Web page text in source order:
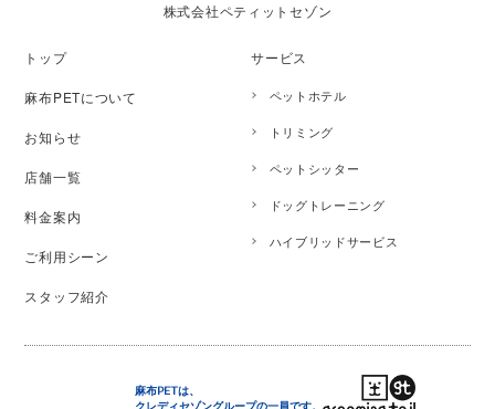
株式会社ペティットセゾン
トップ
麻布PETについて
お知らせ
店舗一覧
料金案内
ご利用シーン
スタッフ紹介
サービス
ペットホテル
トリミング
ペットシッター
ドッグトレーニング
ハイブリッドサービス
麻布PETは、